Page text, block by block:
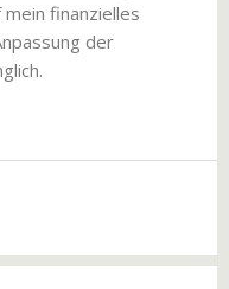
finanzielles
der